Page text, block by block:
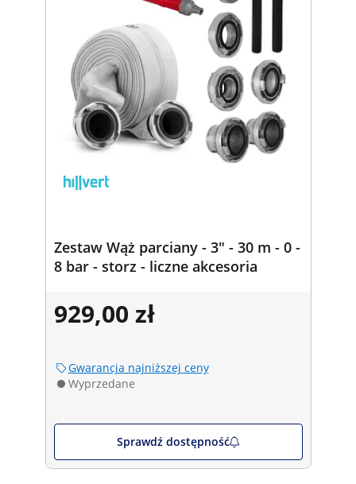
Zestaw Wąż parciany - 3" - 30 m - 0 -
8 bar - storz - liczne akcesoria
929,00 zł
Gwarancja najniższej ceny
Wyprzedane
Sprawdź dostępność